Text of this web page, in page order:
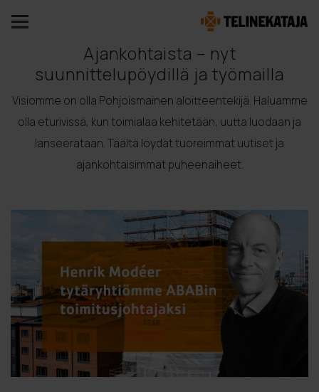
Ajankohtaista – nyt
suunnittelupöydillä ja työmailla
Visiomme on olla Pohjoismainen aloitteentekijä. Haluamme
olla eturivissä, kun toimialaa kehitetään, uutta luodaan ja
lanseerataan. Täältä löydät tuoreimmat uutiset ja
ajankohtaisimmat puheenaiheet.